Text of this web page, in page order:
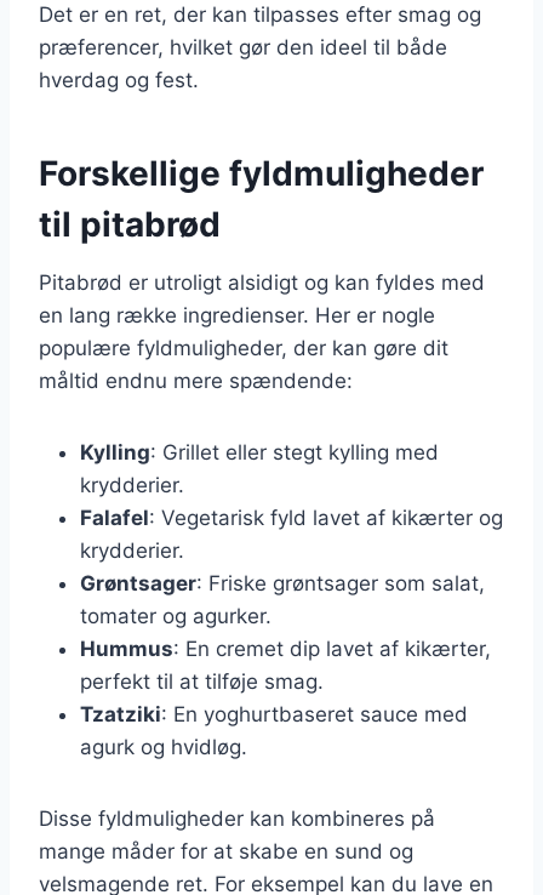
Det er en ret, der kan tilpasses efter smag og
præferencer, hvilket gør den ideel til både
hverdag og fest.
Forskellige fyldmuligheder
til pitabrød
Pitabrød er utroligt alsidigt og kan fyldes med
en lang række ingredienser. Her er nogle
populære fyldmuligheder, der kan gøre dit
måltid endnu mere spændende:
Kylling: Grillet eller stegt kylling med
krydderier.
Falafel: Vegetarisk fyld lavet af kikærter og
krydderier.
Grøntsager: Friske grøntsager som salat,
tomater og agurker.
Hummus: En cremet dip lavet af kikærter,
perfekt til at tilføje smag.
Tzatziki: En yoghurtbaseret sauce med
agurk og hvidløg.
Disse fyldmuligheder kan kombineres på
mange måder for at skabe en sund og
velsmagende ret. For eksempel kan du lave en